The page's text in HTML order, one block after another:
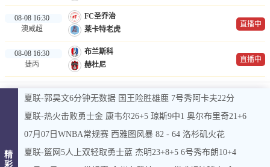
08-08 16:30
澳威超
FC圣乔治
莱卡特老虎
直播中
08-08 16:30
捷丙
布兰斯科
赫杜尼
直播中
精
彩
夏联-郭昊文6分钟无数据 国王险胜雄鹿 7号秀阿卡夫22分
夏联-热火击败勇士金 康韦尔26+5 琼斯9中1 奥尔布里奇21+6
07月07日WNBA常规赛 西雅图风暴 82 - 64 洛杉矶火花
夏联-篮网5人上双轻取勇士蓝 杰明23+8+5 6号秀布朗10+4